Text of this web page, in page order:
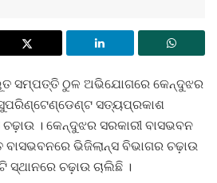
ସମ୍ପତ୍ତି ଠୁଳ ଅଭିଯୋଗରେ କେନ୍ଦୁଝର
ସତ୍ୟପ୍ରକାଶ
। କେନ୍ଦୁଝର ସରକାରୀ ବାସଭବନ
ଭିଜିଲାନ୍ସ ବିଭାଗର ଚଢ଼ାଉ
ସ୍ଥାନରେ ଚଢ଼ାଉ ଚାଲିଛି ।